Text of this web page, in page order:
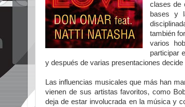
clases de
bases y
también
varios
participar
y después de varias presentaciones
Las influencias musicales que más han
vienen de sus artistas favoritos, como
deja de estar involucrada en la música y